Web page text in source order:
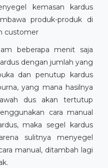
kemasan kardus
produk-produk di
customer
beberapa menit saja
dengan jumlah yang
dan penutup kardus
yang mana hasilnya
dus akan tertutup
cara manual
maka segel kardus
sulitnya menyegel
manual, ditambah lagi